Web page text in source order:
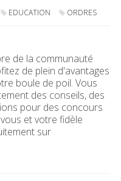
EDUCATION ORDRES
de la communauté
de plein d'avantages
boule de poil. Vous
des conseils, des
pour des concours
et votre fidèle
sur